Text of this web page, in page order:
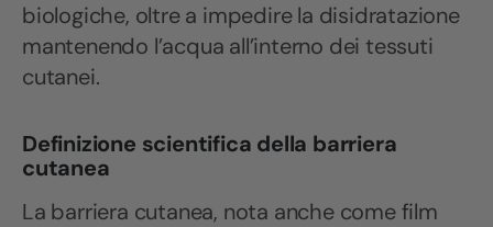
biologiche, oltre a impedire la disidratazione
mantenendo l’acqua all’interno dei tessuti
cutanei.
Definizione scientifica della barriera
cutanea
La barriera cutanea, nota anche come film